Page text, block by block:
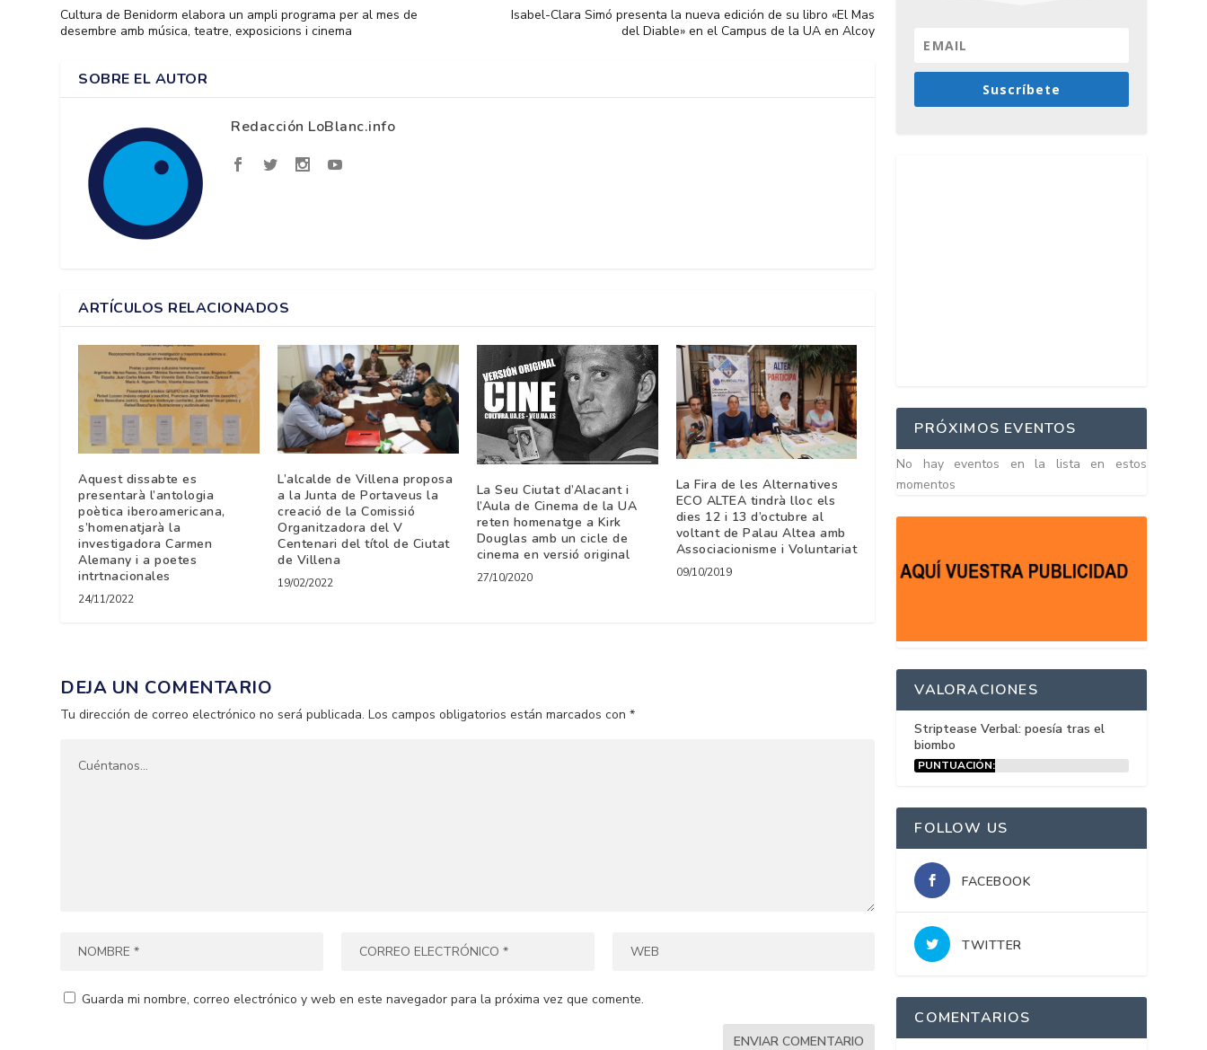
Cultura de Benidorm elabora un ampli programa per al mes de
desembre amb música, teatre, exposicions i cinema
Isabel-Clara Simó presenta la nueva edición de su libro «El Mas
del Diable» en el Campus de la UA en Alcoy
SOBRE EL AUTOR
Redacción LoBlanc.info
ARTÍCULOS RELACIONADOS
Aquest dissabte es
presentarà l’antologia
poètica iberoamericana,
s’homenatjarà la
investigadora Carmen
Alemany i a poetes
intrtnacionales
24/11/2022
L’alcalde de Villena proposa
a la Junta de Portaveus la
creació de la Comissió
Organitzadora del V
Centenari del títol de Ciutat
de Villena
19/02/2022
La Seu Ciutat d’Alacant i
l’Aula de Cinema de la UA
reten homenatge a Kirk
Douglas amb un cicle de
cinema en versió original
27/10/2020
La Fira de les Alternatives
ECO ALTEA tindrà lloc els
dies 12 i 13 d’octubre al
voltant de Palau Altea amb
Associacionisme i Voluntariat
09/10/2019
DEJA UN COMENTARIO
Tu dirección de correo electrónico no será publicada. Los campos obligatorios están marcados con*
Guarda mi nombre, correo electrónico y web en este navegador para la próxima vez que comente.
Suscríbete
PRÓXIMOS EVENTOS
No hay eventos en la lista en estos
momentos
VALORACIONES
Striptease Verbal: poesía tras el
biombo
PUNTUACIÓN:
FOLLOW US
FACEBOOK
TWITTER
COMENTARIOS